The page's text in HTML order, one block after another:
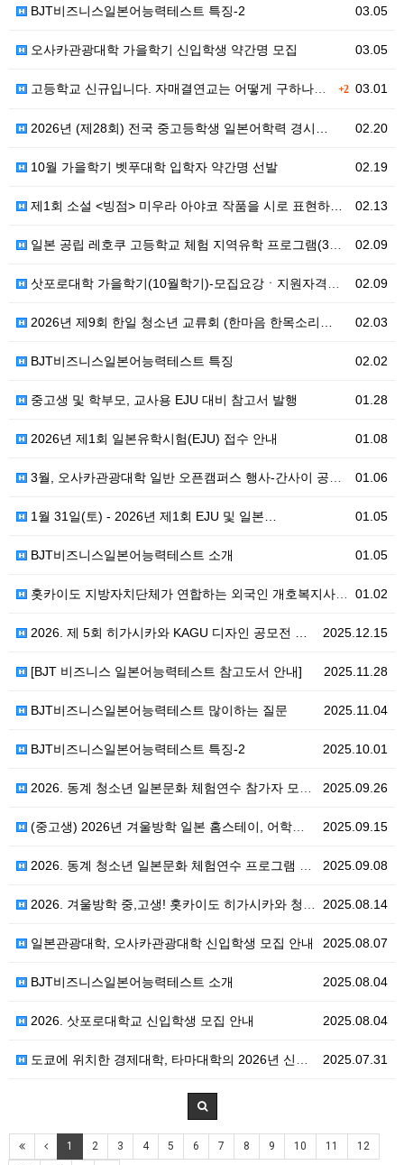
03.05
BJT비즈니스일본어능력테스트 특징-2
03.05
오사카관광대학 가을학기 신입학생 약간명 모집
+203.01
고등학교 신규입니다. 자매결연교는 어떻게 구하나요??
02.20
2026년 (제28회) 전국 중고등학생 일본어학력 경시…
02.19
10월 가을학기 벳푸대학 입학자 약간명 선발
02.13
제1회 소설 <빙점> 미우라 아야코 작품을 시로 표현하…
02.09
일본 공립 레호쿠 고등학교 체험 지역유학 프로그램(3월…
02.09
삿포로대학 가을학기(10월학기)-모집요강ㆍ지원자격ㆍ신입…
02.03
2026년 제9회 한일 청소년 교류회 (한마음 한목소리…
02.02
BJT비즈니스일본어능력테스트 특징
01.28
중고생 및 학부모, 교사용 EJU 대비 참고서 발행
01.08
2026년 제1회 일본유학시험(EJU) 접수 안내
01.06
3월, 오사카관광대학 일반 오픈캠퍼스 행사-간사이 공항…
01.05
1월 31일(토) - 2026년 제1회 EJU 및 일본…
01.05
BJT비즈니스일본어능력테스트 소개
01.02
홋카이도 지방자치단체가 연합하는 외국인 개호복지사 전액…
2025.12.15
2026. 제 5회 히가시카와 KAGU 디자인 공모전 …
2025.11.28
[BJT 비즈니스 일본어능력테스트 참고도서 안내]
2025.11.04
BJT비즈니스일본어능력테스트 많이하는 질문
2025.10.01
BJT비즈니스일본어능력테스트 특징-2
2025.09.26
2026. 동계 청소년 일본문화 체험연수 참가자 모집,…
2025.09.15
(중고생) 2026년 겨울방학 일본 홈스테이, 어학연수…
2025.09.08
2026. 동계 청소년 일본문화 체험연수 프로그램 참가…
2025.08.14
2026. 겨울방학 중,고생! 홋카이도 히가시카와 청소…
2025.08.07
일본관광대학, 오사카관광대학 신입학생 모집 안내
2025.08.04
BJT비즈니스일본어능력테스트 소개
2025.08.04
2026. 삿포로대학교 신입학생 모집 안내
2025.07.31
도쿄에 위치한 경제대학, 타마대학의 2026년 신입학생…
1 2 3 4 5 6 7 8 9 10 11 12